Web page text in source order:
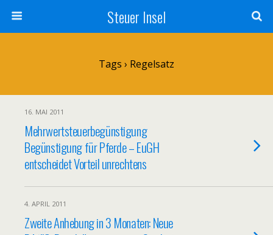
Steuer Insel
Tags › Regelsatz
16. MAI 2011
Mehrwertsteuerbegünstigung
Begünstigung für Pferde – EuGH
entscheidet Vorteil unrechtens
4. APRIL 2011
Zweite Anhebung in 3 Monaten: Neue